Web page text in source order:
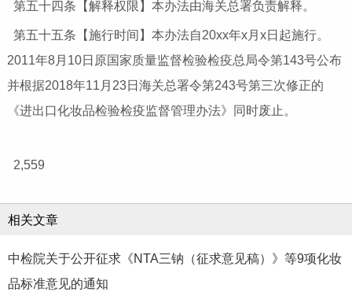
第五十四条【解释权限】本办法由海关总署负责解释。
第五十五条【施行时间】本办法自20xx年x月x日起施行。
2011年8月10日原国家质量监督检验检疫总局令第143号公布
并根据2018年11月23日海关总署令第243号第三次修正的
《进出口化妆品检验检疫监督管理办法》同时废止。
2,559
相关文章
中检院关于公开征求《NTA三钠（征求意见稿）》等9项化妆
品标准意见的通知